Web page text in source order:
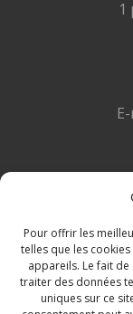
Pour offrir les
telles que les
appareils. Le fait
traiter des données
uniques sur ce
1